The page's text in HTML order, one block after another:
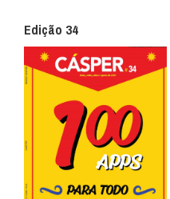
Edição 34